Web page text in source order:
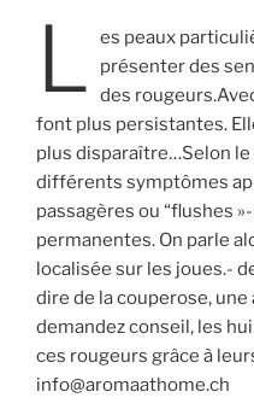
L
es peaux
présenter des
des
font plus persistantes.
plus disparaître…Selon
différents symptômes
passagères ou “flushes
permanentes. On parle
localisée sur les joues.-
dire de la couperose,
demandez conseil, les
ces rougeurs grâce à
info@aromaathome.ch